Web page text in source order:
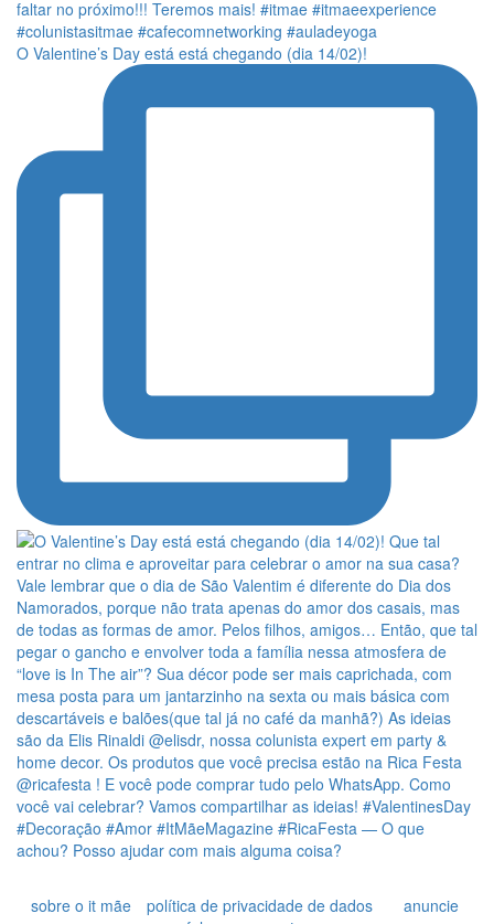
O Valentine’s Day está está chegando (dia 14/02)!
sobre o it mãe política de privacidade de dados
anuncie